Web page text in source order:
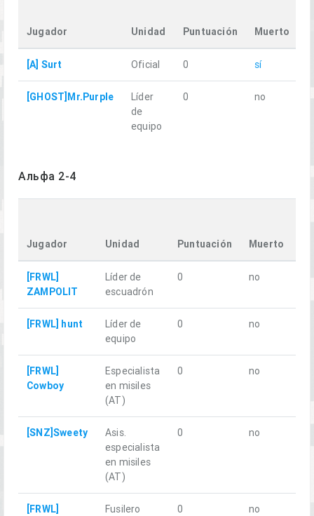
Jugador Unidad Puntuación Muerto
[A] Surt Oficial 0 sí
[GHOST]Mr.Purple
Líder
de
equipo
0 no
Альфа 2-4
Jugador Unidad Puntuación Muerto
[FRWL]
ZAMPOLIT
Líder de
escuadrón
0 no
[FRWL] hunt
Líder de
equipo
0 no
[FRWL]
Cowboy
Especialista
en misiles
(AT)
0 no
[SNZ]Sweety
Asis.
especialista
en misiles
(AT)
0 no
[FRWL]
Fusilero
0 no